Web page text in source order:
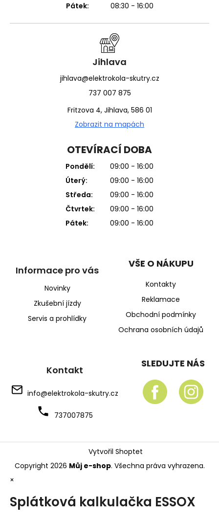
Pátek:
08:30 - 16:00
Jihlava
jihlava@elektrokola-skutry.cz
737 007 875
Fritzova 4, Jihlava, 586 01
Zobrazit na mapách
OTEVÍRACÍ DOBA
Pondělí:
09:00 - 16:00
Úterý:
09:00 - 16:00
Středa:
09:00 - 16:00
Čtvrtek:
09:00 - 16:00
Pátek:
09:00 - 16:00
Informace pro vás
Novinky
Zkušební jízdy
Servis a prohlídky
VŠE O NÁKUPU
Kontakty
Reklamace
Obchodní podmínky
Ochrana osobních údajů
Kontakt
info@elektrokola-skutry.cz
737007875
SLEDUJTE NÁS
Vytvořil Shoptet
Copyright 2026 Můj e-shop. Všechna práva vyhrazena.
×
Splátková kalkulačka ESSOX